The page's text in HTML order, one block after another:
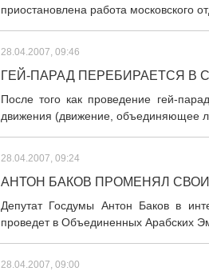
приостановлена работа московского
28.04.2007, 09:46
ГЕЙ-ПАРАД ПЕРЕБИРАЕТСЯ В
После того как проведение гей-
движения (движение, объединяющее
28.04.2007, 09:24
АНТОН БАКОВ ПРОМЕНЯЛ
Депутат Госдумы Антон Баков в
проведет в Объединенных Арабских
28.04.2007, 09:00